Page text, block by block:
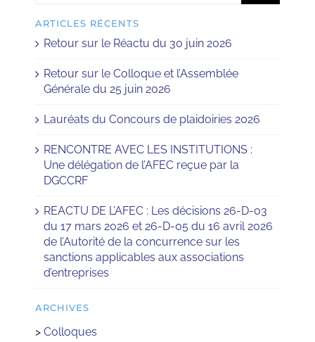
ARTICLES RÉCENTS
Retour sur le Réactu du 30 juin 2026
Retour sur le Colloque et l’Assemblée
Générale du 25 juin 2026
Lauréats du Concours de plaidoiries 2026
RENCONTRE AVEC LES INSTITUTIONS :
Une délégation de l’AFEC reçue par la
DGCCRF
REACTU DE L’AFEC : Les décisions 26-D-03
du 17 mars 2026 et 26-D-05 du 16 avril 2026
de l’Autorité de la concurrence sur les
sanctions applicables aux associations
d’entreprises
ARCHIVES
> Colloques